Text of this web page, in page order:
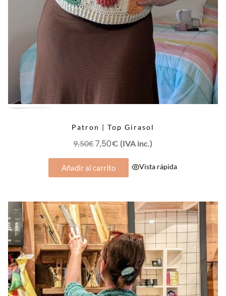
Patron | Top Girasol
9,50€El
precio
original
7,50€ El
precio
actual
(IVA inc.)
Añadir al carrito Vista rápida